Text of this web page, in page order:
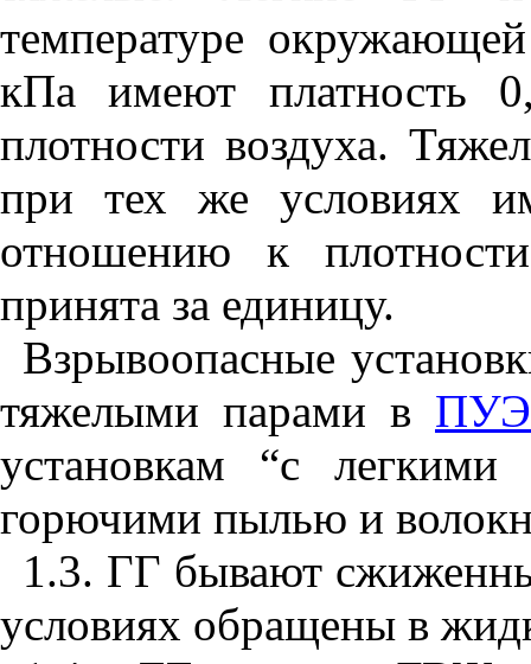
температуре
кПа имеют платность
плотности воздуха.
при тех же условиях
отношению к
принята за единицу.
Взрывоопасные
тяжелыми парами в ПУЭ
установкам “с
горючими пылью и
1.3. ГГ бывают
условиях обращены в